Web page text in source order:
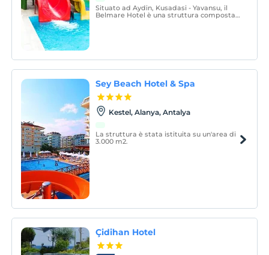
Situato ad Aydin, Kusadasi - Yavansu, il
Belmare Hotel è una struttura composta
Sey Beach Hotel & Spa
Kestel, Alanya, Antalya
La struttura è stata istituita su un'area di
3.000 m2.
Çidihan Hotel